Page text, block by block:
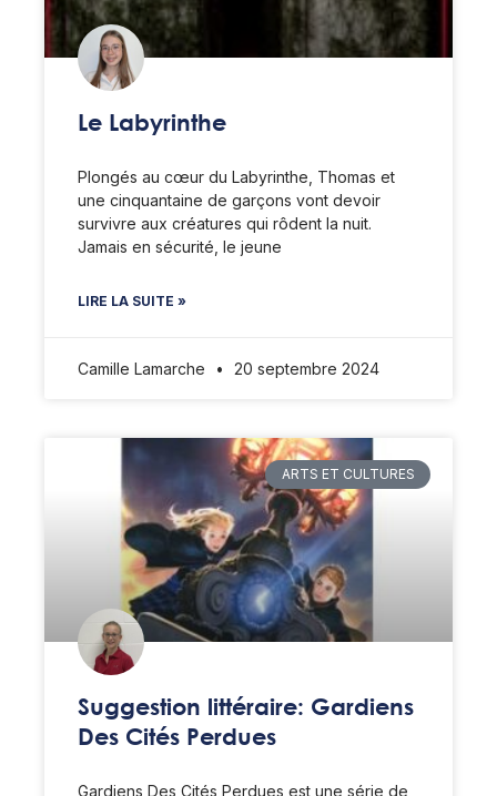
Le Labyrinthe
Plongés au cœur du Labyrinthe, Thomas et
une cinquantaine de garçons vont devoir
survivre aux créatures qui rôdent la nuit.
Jamais en sécurité, le jeune
LIRE LA SUITE »
Camille Lamarche 20 septembre 2024
ARTS ET CULTURES
Suggestion littéraire: Gardiens
Des Cités Perdues
Gardiens Des Cités Perdues est une série de